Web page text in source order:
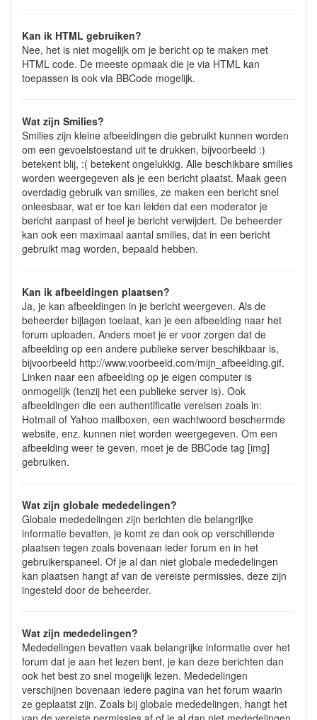
Kan ik HTML gebruiken?
Nee, het is niet mogelijk om je bericht op te maken met
HTML code. De meeste opmaak die je via HTML kan
toepassen is ook via BBCode mogelijk.
Wat zijn Smilies?
Smilies zijn kleine afbeeldingen die gebruikt kunnen worden
om een gevoelstoestand uit te drukken, bijvoorbeeld :)
betekent blij, :( betekent ongelukkig. Alle beschikbare smilies
worden weergegeven als je een bericht plaatst. Maak geen
overdadig gebruik van smilies, ze maken een bericht snel
onleesbaar, wat er toe kan leiden dat een moderator je
bericht aanpast of heel je bericht verwijdert. De beheerder
kan ook een maximaal aantal smilies, dat in een bericht
gebruikt mag worden, bepaald hebben.
Kan ik afbeeldingen plaatsen?
Ja, je kan afbeeldingen in je bericht weergeven. Als de
beheerder bijlagen toelaat, kan je een afbeelding naar het
forum uploaden. Anders moet je er voor zorgen dat de
afbeelding op een andere publieke server beschikbaar is,
bijvoorbeeld http://www.voorbeeld.com/mijn_afbeelding.gif.
Linken naar een afbeelding op je eigen computer is
onmogelijk (tenzij het een publieke server is). Ook
afbeeldingen die een authentificatie vereisen zoals in:
Hotmail of Yahoo mailboxen, een wachtwoord beschermde
website, enz. kunnen niet worden weergegeven. Om een
afbeelding weer te geven, moet je de BBCode tag [img]
gebruiken.
Wat zijn globale mededelingen?
Globale mededelingen zijn berichten die belangrijke
informatie bevatten, je komt ze dan ook op verschillende
plaatsen tegen zoals bovenaan ieder forum en in het
gebruikerspaneel. Of je al dan niet globale mededelingen
kan plaatsen hangt af van de vereiste permissies, deze zijn
ingesteld door de beheerder.
Wat zijn mededelingen?
Mededelingen bevatten vaak belangrijke informatie over het
forum dat je aan het lezen bent, je kan deze berichten dan
ook het best zo snel mogelijk lezen. Mededelingen
verschijnen bovenaan iedere pagina van het forum waarin
ze geplaatst zijn. Zoals bij globale mededelingen, hangt het